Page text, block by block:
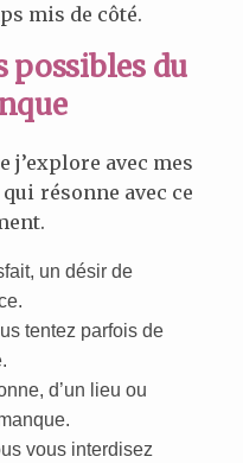
mis de côté.
possibles du
j’explore avec mes
résonne avec ce
un désir de
tentez parfois de
d’un lieu ou
vous interdisez